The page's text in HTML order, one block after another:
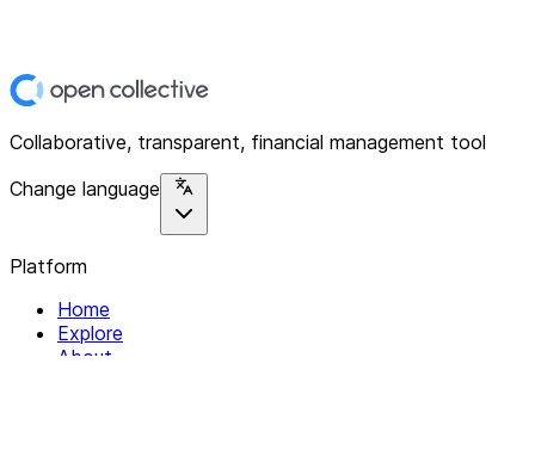
Collaborative, transparent, financial management tool
Change language
Platform
Home
Explore
About